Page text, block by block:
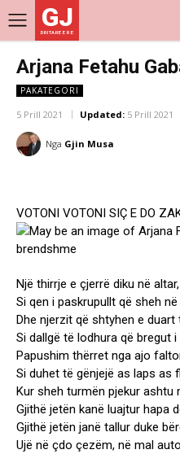
GJ
DRITARE E RE
Arjana Fetahu
PAKATEGORI
5 Prill 2021 Updated: 5 Prill 2021
Nga Gjin Musa
VOTONI VOTONI SIÇ E DO
Një thirrje e çjerrë diku në altar,
Si qen i paskrupullt që sheh në
Dhe njerzit që shtyhen e duart
Si dallgë të lodhura që bregut i
Papushim thërret nga ajo
Si duhet të gënjejë as laps as
Kur sheh turmën pjekur ashtu
Gjithë jetën kanë luajtur hapa
Gjithë jetën janë tallur duke
Ujë në çdo çezëm, në mal